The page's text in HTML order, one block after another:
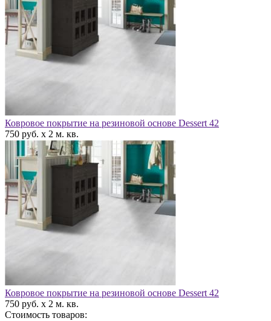
Ковровое покрытие на резиновой основе Dessert 42
750 руб. x 2 м. кв.
Ковровое покрытие на резиновой основе Dessert 42
750 руб. x 2 м. кв.
Стоимость товаров: